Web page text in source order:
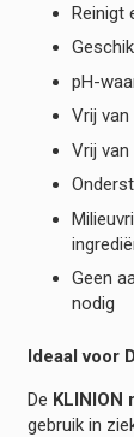
Reinigt
pH-
Vrij
Vrij
Geen
nodig
Ideaal voor
De KLINION
gebruik in